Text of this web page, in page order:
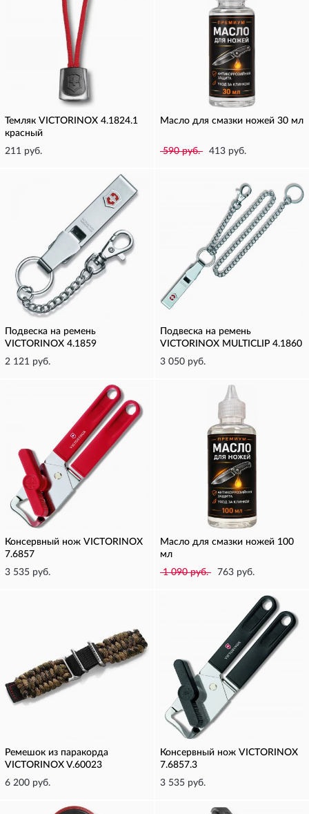
Темляк VICTORINOX 4.1824.1
красный
211 руб.
Масло для смазки ножей 30 мл
590 руб. 413 руб.
Подвеска на ремень
VICTORINOX 4.1859
2 121 руб.
Подвеска на ремень
VICTORINOX MULTICLIP 4.1860
3 050 руб.
Консервный нож VICTORINOX
7.6857
3 535 руб.
Масло для смазки ножей 100
мл
1 090 руб.
763 руб.
Ремешок из паракорда
VICTORINOX V.60023
6 200 руб.
Консервный нож VICTORINOX
7.6857.3
3 535 руб.